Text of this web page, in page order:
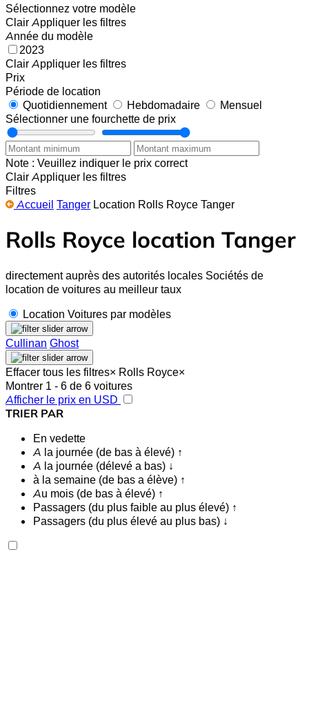
Sélectionnez votre modèle
Clair Appliquer les filtres
Année du modèle
2023
Clair Appliquer les filtres
Prix
Période de location
Quotidiennement
Hebdomadaire
Mensuel
Sélectionner une fourchette de prix
Note : Veuillez indiquer le prix correct
Clair Appliquer les filtres
Filtres
Accueil Tanger Location Rolls Royce Tanger
Rolls Royce location Tanger
directement auprès des autorités locales Sociétés de
location de voitures au meilleur taux
Location Voitures par modèles
Cullinan Ghost
Effacer tous les filtres× Rolls Royce×
Montrer 1 - 6 de 6 voitures
Afficher le prix en USD
TRIER PAR
En vedette
A la journée (de bas à élevé) ↑
A la journée (délevé a bas) ↓
à la semaine (de bas a élève) ↑
Au mois (de bas à élevé) ↑
Passagers (du plus faible au plus élevé) ↑
Passagers (du plus élevé au plus bas) ↓